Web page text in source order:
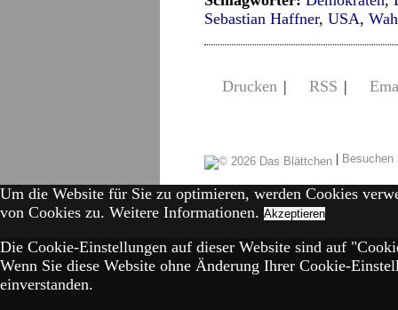
Sebastian Haffner, USA,
Drucken | RSS |
|
Um die Website für Sie zu optimieren, werden Cookies
von Cookies zu. Weitere Informationen. Akzeptieren
Die Cookie-Einstellungen auf dieser Website sind auf
Wenn Sie diese Website ohne Änderung Ihrer Cookie-
einverstanden.